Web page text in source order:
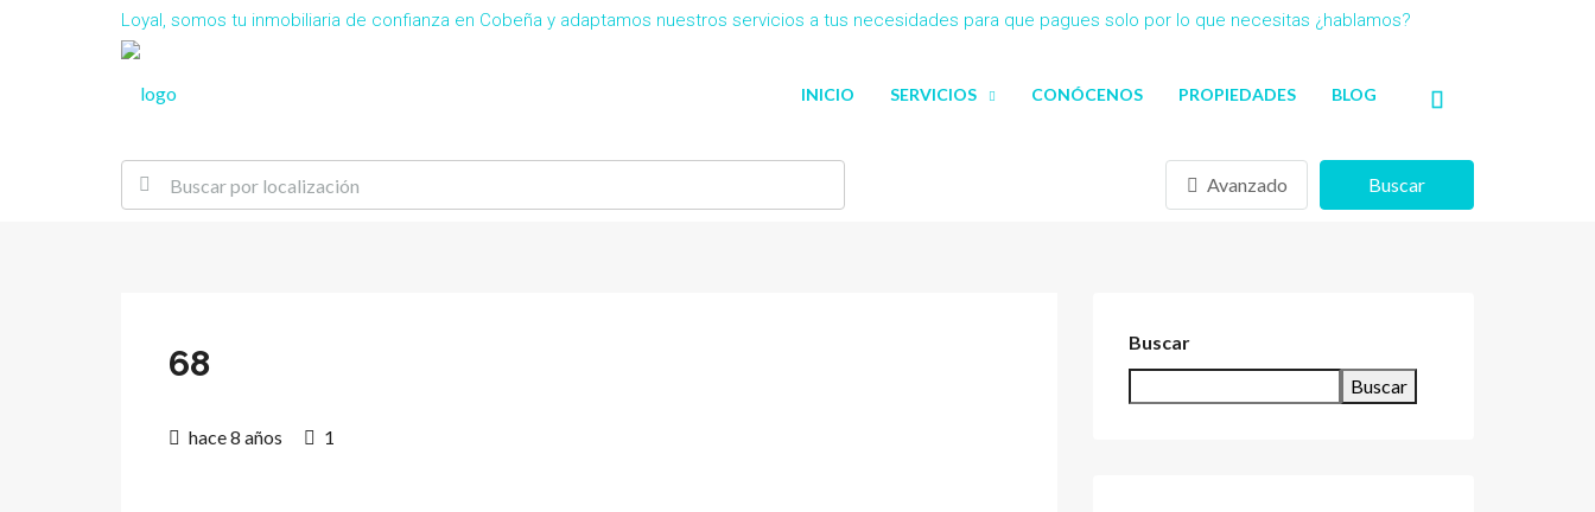
Loyal, somos tu inmobiliaria de confianza en Cobeña y adaptamos nuestros servicios a tus necesidades para que pagues solo por lo que necesitas ¿hablamos?
INICIO SERVICIOS CONÓCENOS PROPIEDADES BLOG
Avanzado Buscar
68
hace 8 años 1
Buscar
Buscar